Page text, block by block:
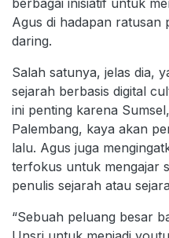
Agus di hadapan ratusan
daring.
Salah satunya, jelas dia,
sejarah berbasis digital
ini penting karena
Palembang, kaya akan
lalu. Agus juga
terfokus untuk mengajar
penulis sejarah atau
“Sebuah peluang besar